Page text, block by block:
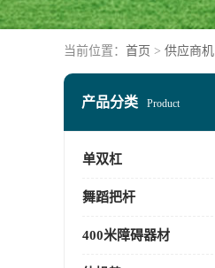
当前位置： 首页 > 供应商机
产品分类 Product
单双杠
舞蹈把杆
400米障碍器材